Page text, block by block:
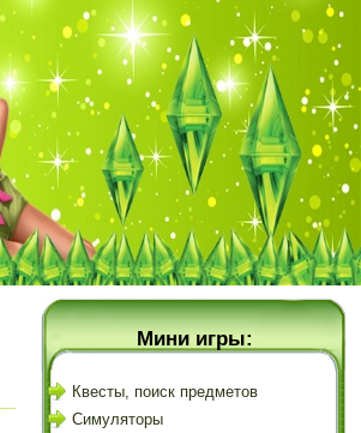
Мини игры:
Квесты, поиск предметов
Симуляторы